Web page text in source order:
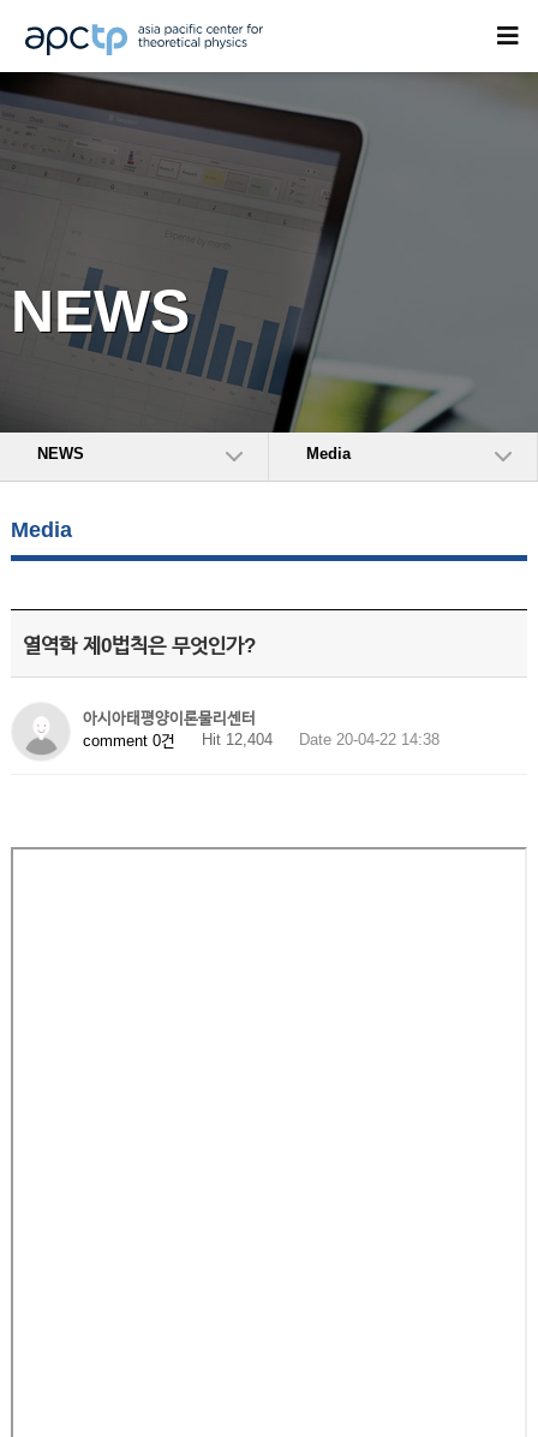
NEWS
NEWS Media
Media
열역학 제0법칙은 무엇인가?
아시아태평양이론물리센터
comment 0건
Hit 12,404 Date 20-04-22 14:38